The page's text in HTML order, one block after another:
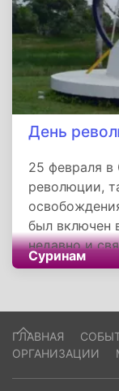
День
25 февраля
революции,
был включен
недавно и
переворота
Суринам
ГЛАВНАЯ
ОРГАНИЗАЦИИ